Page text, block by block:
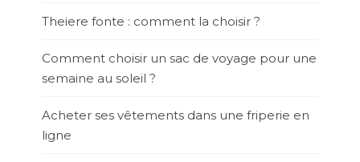
Theiere fonte : comment la choisir ?
Comment choisir un sac de voyage pour une
semaine au soleil ?
Acheter ses vêtements dans une friperie en
ligne